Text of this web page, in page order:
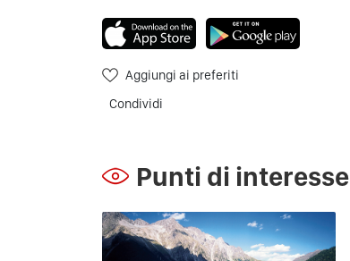
Aggiungi ai preferiti
Condividi
Punti di interesse